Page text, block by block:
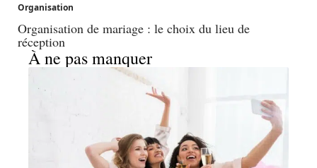
Organisation
Organisation de mariage : le choix du lieu de
réception
À ne pas manquer